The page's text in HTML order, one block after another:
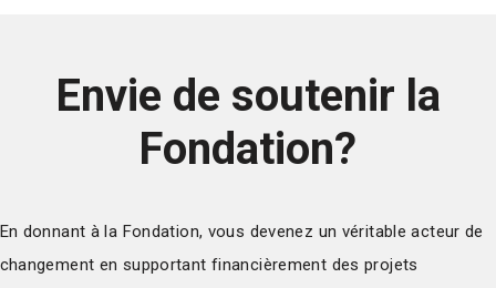
Envie de soutenir la
Fondation?
En donnant à la Fondation, vous devenez un véritable acteur de
changement en supportant financièrement des projets